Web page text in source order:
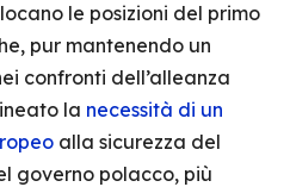
le posizioni del primo
pur mantenendo un
confronti dell’alleanza
la necessità di un
alla sicurezza del
governo polacco, più